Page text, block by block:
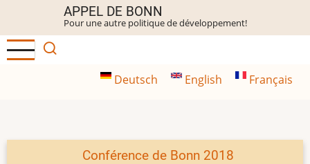
contenu
principal
APPEL DE BONN
Pour une autre politique de développement!
Deutsch English Français
Conférence de Bonn 2018